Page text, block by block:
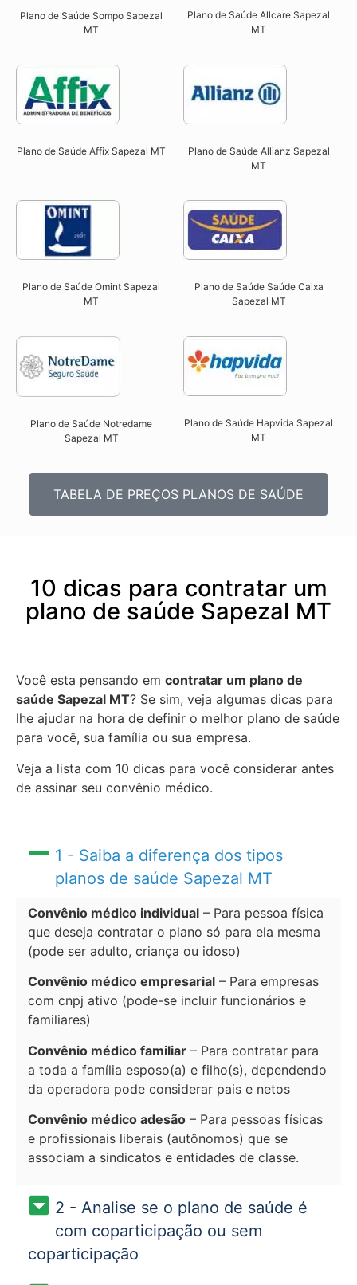
Plano de Saúde Sompo Sapezal
MT​
Plano de Saúde Allcare Sapezal
MT​
Plano de Saúde Affix Sapezal MT​
Plano de Saúde Allianz Sapezal
MT​
Plano de Saúde Omint Sapezal
MT​
Plano de Saúde Saúde Caixa
Sapezal MT​
Plano de Saúde Notredame
Sapezal MT​
Plano de Saúde Hapvida Sapezal
MT​
TABELA DE PREÇOS PLANOS DE SAÚDE
10 dicas para contratar um
plano de saúde Sapezal MT
Você esta pensando em contratar um plano de
saúde Sapezal MT? Se sim, veja algumas dicas para
lhe ajudar na hora de definir o melhor plano de saúde
para você, sua família ou sua empresa.
Veja a lista com 10 dicas para você considerar antes
de assinar seu convênio médico.
1 - Saiba a diferença dos tipos
planos de saúde Sapezal MT
Convênio médico individual – Para pessoa física
que deseja contratar o plano só para ela mesma
(pode ser adulto, criança ou idoso)
Convênio médico empresarial – Para empresas
com cnpj ativo (pode-se incluir funcionários e
familiares)
Convênio médico familiar – Para contratar para
a toda a família esposo(a) e filho(s), dependendo
da operadora pode considerar pais e netos
Convênio médico adesão – Para pessoas físicas
e profissionais liberais (autônomos) que se
associam a sindicatos e entidades de classe.
2 - Analise se o plano de saúde é
com coparticipação ou sem
coparticipação